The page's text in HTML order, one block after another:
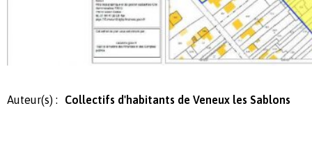
Auteur(s) : Collectifs d'habitants de Veneux les Sablons